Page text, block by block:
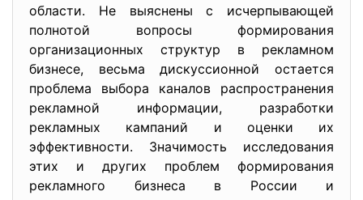
области. Не выяснены с исчерпывающей
полнотой вопросы формирования
организационных структур в рекламном
бизнесе, весьма дискуссионной остается
проблема выбора каналов распространения
рекламной информации, разработки
рекламных кампаний и оценки их
эффективности. Значимость исследования
этих и других проблем формирования
рекламного бизнеса в России и